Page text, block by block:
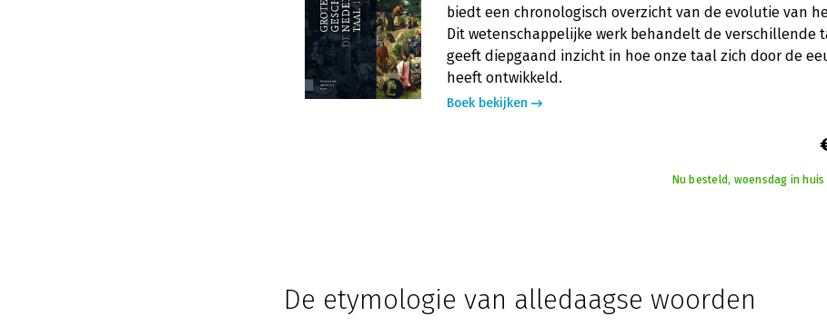
biedt een chronologisch overzicht van de evolutie van
Dit wetenschappelijke werk behandelt de verschillende
geeft diepgaand inzicht in hoe onze taal zich door de
heeft ontwikkeld.
Boek bekijken
Nu besteld, woensdag in
De etymologie van alledaagse woorden